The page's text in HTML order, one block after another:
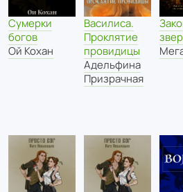
Сумерки
богов
Ой Кохан
Василиса.
Проклятие
провидицы
Адельфина
Призрачная